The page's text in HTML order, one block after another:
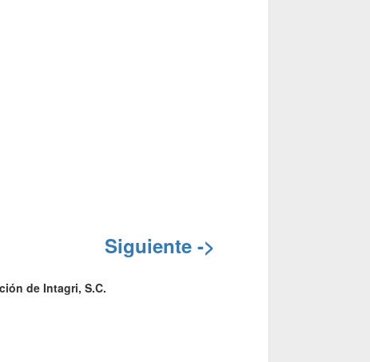
Siguiente ->
de Intagri, S.C.